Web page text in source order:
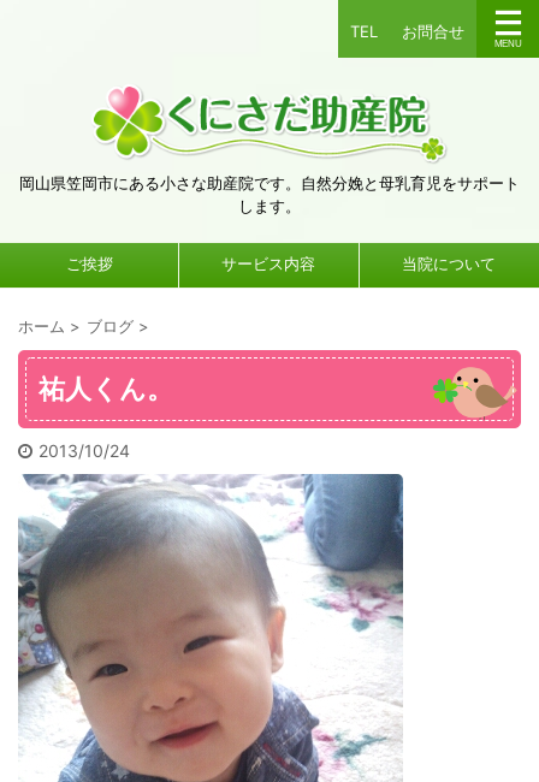
TEL お問合せ
岡山県笠岡市にある小さな助産院です。自然分娩と母乳育児をサポート
します。
ご挨拶 サービス内容 当院について
ホーム > ブログ >
祐人くん。
2013/10/24